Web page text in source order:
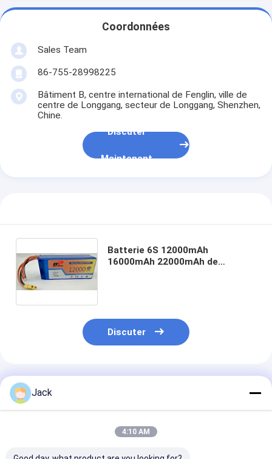
Coordonnées
Sales Team
86-755-28998225
Bâtiment B, centre international de Fenglin, ville de
centre de Longgang, secteur de Longgang, Shenzhen,
Chine.
Discuter
Maintenant
Batterie 6S 12000mAh
16000mAh 22000mAh de
Discuter
Produits Recommandés
Jack
4:10 AM